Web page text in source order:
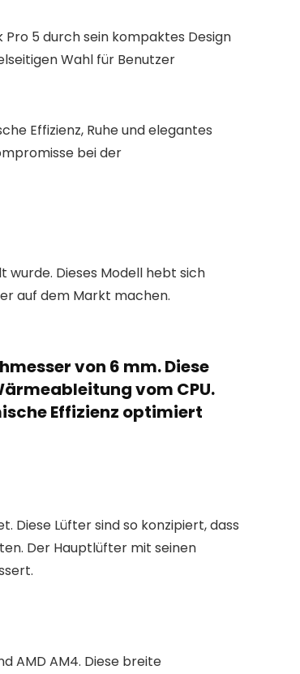
Pro 5 durch sein kompaktes Design
Wahl für Benutzer
Effizienz, Ruhe und elegantes
bei der
wurde. Dieses Modell hebt sich
auf dem Markt machen.
von 6 mm. Diese
vom CPU.
Effizienz optimiert
Diese Lüfter sind so konzipiert, dass
Der Hauptlüfter mit seinen
AMD AM4. Diese breite